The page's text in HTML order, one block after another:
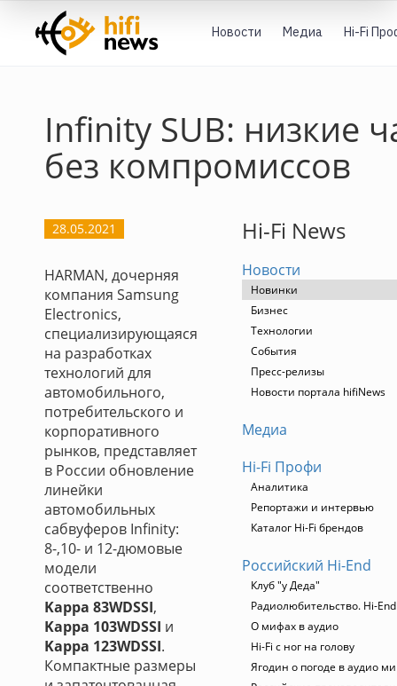
Новости Медиа Hi-Fi
Infinity SUB: низкие
без компромиссов
28.05.2021
HARMAN, дочерняя
компания Samsung
Electronics,
специализирующаяся
на разработках
технологий для
автомобильного,
потребительского и
корпоративного
рынков, представляет
в России обновление
линейки
автомобильных
сабвуферов Infinity:
8-,10- и 12-дюмовые
модели
соответственно
Kappa 83WDSSI,
Kappa 103WDSSI и
Kappa 123WDSSI.
Компактные размеры
Hi-Fi News
Новости
Новинки
Бизнес
Технологии
События
Пресс-релизы
Новости портала hifiNews
Медиа
Hi-Fi Профи
Аналитика
Репортажи и интервью
Каталог Hi-Fi брендов
Российский Hi-End
Клуб "у Деда"
Радиолюбительство. Hi-
О мифах в аудио
Hi-Fi с ног на голову
Ягодин о погоде в аудио